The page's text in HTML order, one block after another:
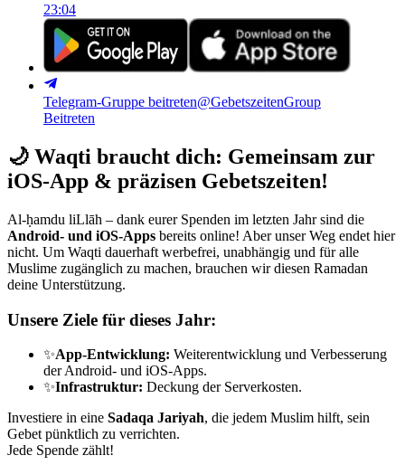
23:04
Telegram-Gruppe beitreten@GebetszeitenGroup
Beitreten
🌙 Waqti braucht dich: Gemeinsam zur
iOS-App & präzisen Gebetszeiten!
Al-ḥamdu liLlāh – dank eurer Spenden im letzten Jahr sind die
Android- und iOS-Apps bereits online! Aber unser Weg endet hier
nicht. Um Waqti dauerhaft werbefrei, unabhängig und für alle
Muslime zugänglich zu machen, brauchen wir diesen Ramadan
deine Unterstützung.
Unsere Ziele für dieses Jahr:
✨App-Entwicklung: Weiterentwicklung und Verbesserung
der Android- und iOS-Apps.
✨Infrastruktur: Deckung der Serverkosten.
Investiere in eine Sadaqa Jariyah, die jedem Muslim hilft, sein
Gebet pünktlich zu verrichten.
Jede Spende zählt!